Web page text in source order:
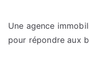
Une agence
pour répondre aux